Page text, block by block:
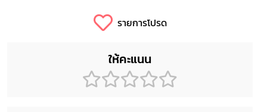
รายการโปรด
ให้คะแนน